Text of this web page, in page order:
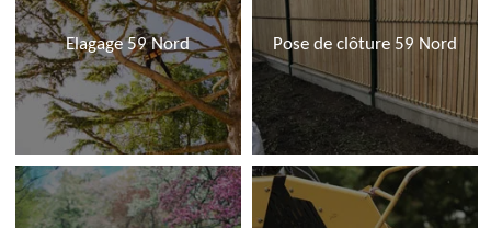
Elagage 59 Nord Pose de clôture 59 Nord